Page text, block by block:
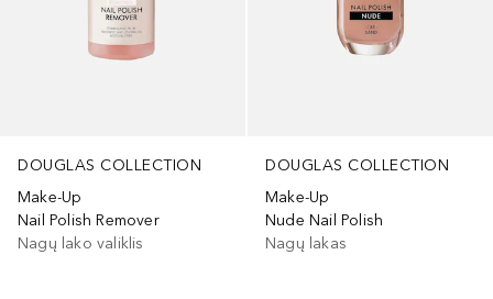
DOUGLAS COLLECTION
Make-Up
Nail Polish Remover
Nagų lako valiklis
DOUGLAS COLLECTION
Make-Up
Nude Nail Polish
Nagų lakas